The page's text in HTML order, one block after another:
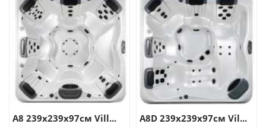
В КОРЗИНУ В КОРЗИНУ
A8 239x239x97см Vill... A8D 239x239x97см Vil...